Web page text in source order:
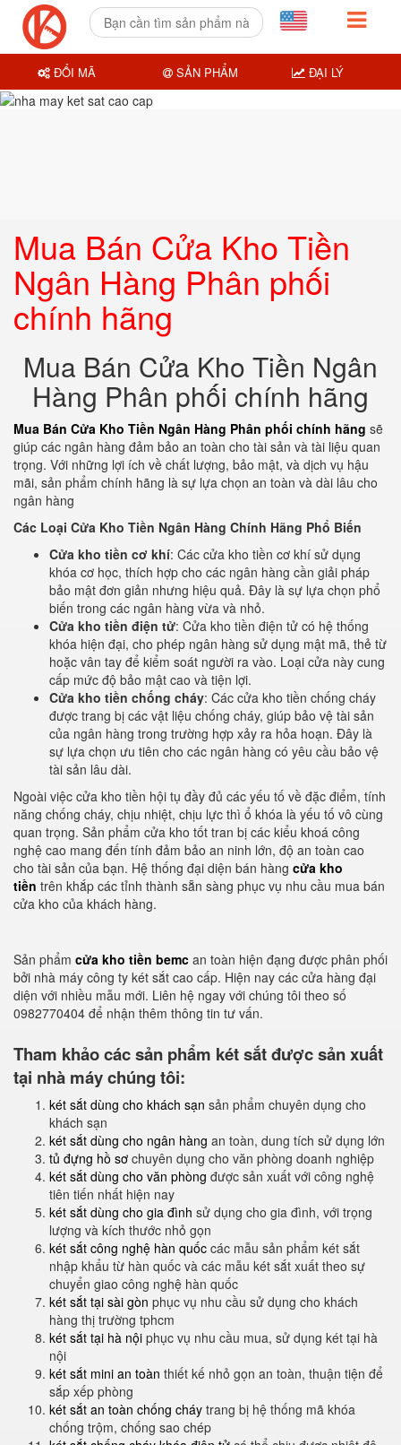
Mua Bán Cửa Kho Tiền
Ngân Hàng Phân phối
chính hãng
Mua Bán Cửa Kho Tiền Ngân
Hàng Phân phối chính hãng
Mua Bán Cửa Kho Tiền Ngân Hàng Phân phối chính hãng sẽ
giúp các ngân hàng đảm bảo an toàn cho tài sản và tài liệu quan
trọng. Với những lợi ích về chất lượng, bảo mật, và dịch vụ hậu
mãi, sản phẩm chính hãng là sự lựa chọn an toàn và dài lâu cho
ngân hàng
Các Loại Cửa Kho Tiền Ngân Hàng Chính Hãng Phổ Biến
Cửa kho tiền cơ khí: Các cửa kho tiền cơ khí sử dụng
khóa cơ học, thích hợp cho các ngân hàng cần giải pháp
bảo mật đơn giản nhưng hiệu quả. Đây là sự lựa chọn phổ
biến trong các ngân hàng vừa và nhỏ.
Cửa kho tiền điện tử: Cửa kho tiền điện tử có hệ thống
khóa hiện đại, cho phép ngân hàng sử dụng mật mã, thẻ từ
hoặc vân tay để kiểm soát người ra vào. Loại cửa này cung
cấp mức độ bảo mật cao và tiện lợi.
Cửa kho tiền chống cháy: Các cửa kho tiền chống cháy
được trang bị các vật liệu chống cháy, giúp bảo vệ tài sản
của ngân hàng trong trường hợp xảy ra hỏa hoạn. Đây là
sự lựa chọn ưu tiên cho các ngân hàng có yêu cầu bảo vệ
tài sản lâu dài.
Ngoài việc cửa kho tiền hội tụ đầy đủ các yếu tố về đặc điểm, tính
năng chống cháy, chịu nhiệt, chịu lực thì ổ khóa là yếu tố vô cùng
quan trọng. Sản phẩm cửa kho tốt tran bị các kiểu khoá công
nghệ cao mang đến tính đảm bảo an ninh lớn, độ an toàn cao
cho tài sản của bạn. Hệ thống đại diện bán hàng cửa kho
tiền trên khắp các tỉnh thành sẵn sàng phục vụ nhu cầu mua bán
cửa kho của khách hàng.
Sản phẩm cửa kho tiền bemc an toàn hiện đạng được phân phối
bởi nhà máy công ty két sắt cao cấp. Hiện nay các cửa hàng đại
diện với nhiều mẫu mới. Liên hệ ngay với chúng tôi theo số
0982770404 để nhận thêm thông tin tư vấn.
Tham khảo các sản phẩm két sắt được sản xuất
tại nhà máy chúng tôi:
két sắt dùng cho khách sạn sản phẩm chuyên dụng cho
khách sạn
két sắt dùng cho ngân hàng an toàn, dung tích sử dụng lớn
tủ đựng hồ sơ chuyên dụng cho văn phòng doanh nghiệp
két sắt dùng cho văn phòng được sản xuất với công nghệ
tiên tiến nhất hiện nay
két sắt dùng cho gia đình sử dụng cho gia đình, với trọng
lượng và kích thước nhỏ gọn
két sắt công nghệ hàn quốc các mẫu sản phẩm két sắt
nhập khẩu từ hàn quốc và các mẫu két sắt xuất theo sự
chuyển giao công nghệ hàn quốc
két sắt tại sài gòn phục vụ nhu cầu sử dụng cho khách
hàng thị trường tphcm
két sắt tại hà nội phục vụ nhu cầu mua, sử dụng két tại hà
nội
két sắt mini an toàn thiết kế nhỏ gọn an toàn, thuận tiện để
sắp xếp phòng
két sắt an toàn chống cháy trang bị hệ thống mã khóa
chống trộm, chống sao chép
ĐỔI MÃ SẢN PHẨM ĐẠI LÝ